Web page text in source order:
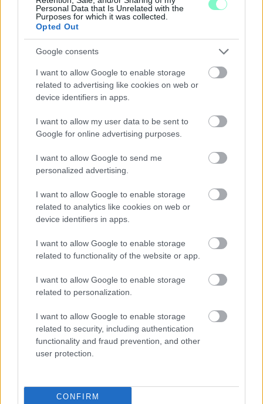
Personal Data that Is Unrelated with the
Purposes for which it was collected.
Opted Out
Google consents
I want to allow Google to enable storage
related to advertising like cookies on web or
device identifiers in apps.
I want to allow my user data to be sent to
Google for online advertising purposes.
I want to allow Google to send me
personalized advertising.
I want to allow Google to enable storage
related to analytics like cookies on web or
device identifiers in apps.
I want to allow Google to enable storage
related to functionality of the website or app.
I want to allow Google to enable storage
related to personalization.
I want to allow Google to enable storage
related to security, including authentication
functionality and fraud prevention, and other
user protection.
CONFIRM
MEGHIBÁSODOTT TRANSZFORMÁTORT
Megkezdték az elhalasztott egészségügyi ellátásokat.
Szólj hozzá!
KÁNIKULA 2026 - ENYHÜL A HŐSÉG, DE MÉG
NINCS VÉGE: SZOMBATTÓL MÁR “CSAK”
MÁSODFOKÚ RIASZTÁS LESZ ÉRVÉNYBEN
a tartós meleg miatt továbbra is fokozott óvatosságra van